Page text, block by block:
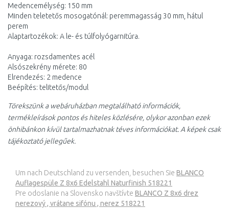
Medencemélység: 150 mm
Minden teletetős mosogatónál: peremmagasság 30 mm, hátul
perem
Alaptartozékok: A le- és túlfolyógarnitúra.
Anyaga: rozsdamentes acél
Alsószekrény mérete: 80
Elrendezés: 2 medence
Beépítés: telitetős/modul
Törekszünk a webáruházban megtalálható információk,
termékleírások pontos és hiteles közlésére, olykor azonban ezek
önhibánkon kívül tartalmazhatnak téves információkat. A képek csak
tájékoztató jellegűek.
Um nach Deutschland zu versenden, besuchen Sie BLANCO
Auflagespüle Z 8x6 Edelstahl Naturfinish 518221
Pre odoslanie na Slovensko navštívte BLANCO Z 8x6 drez
nerezový , vrátane sifónu , nerez 518221